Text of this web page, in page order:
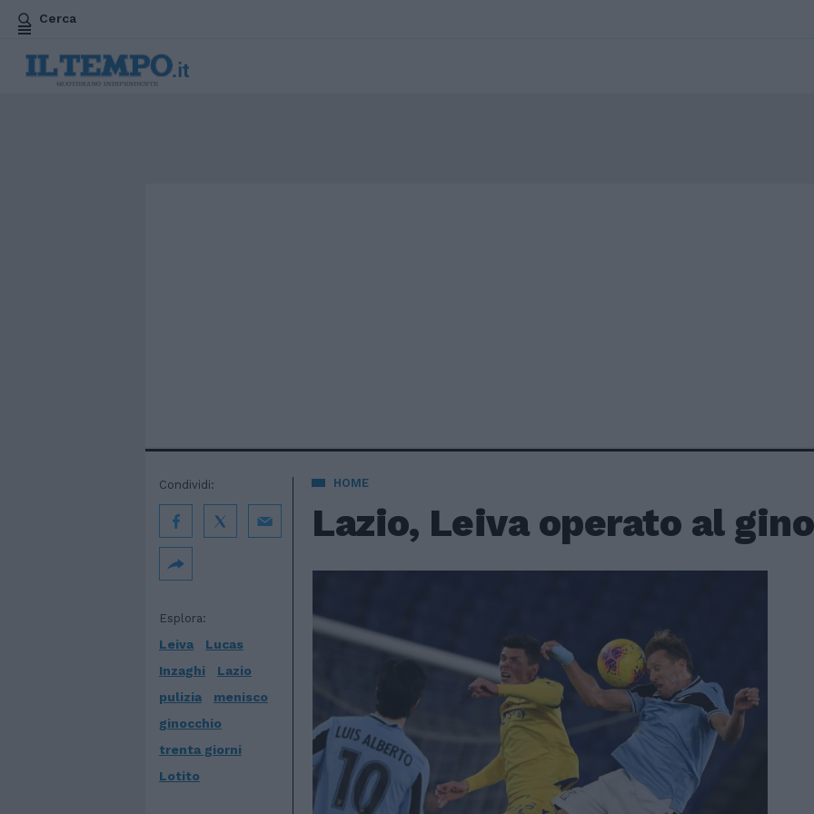
Cerca
HOME
Lazio, Leiva operato al
Esplora:
Leiva
Lucas
Inzaghi
Lazio
pulizia
menisco
ginocchio
trenta giorni
Lotito
Condividi: